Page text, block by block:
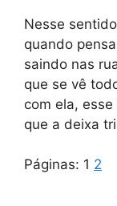
Nesse
quando
saindo nas
que se vê
com ela,
que a deixa
Páginas: 1 2